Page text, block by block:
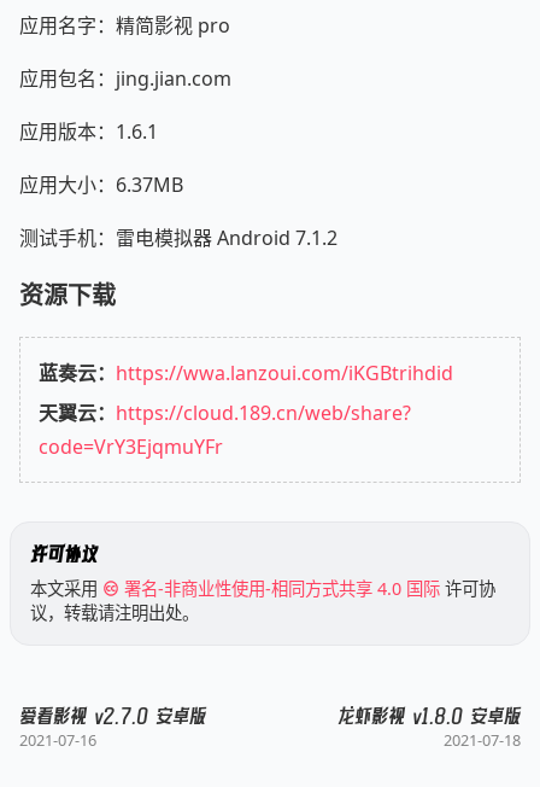
应用名字：精简影视 pro
应用包名：jing.jian.com
应用版本：1.6.1
应用大小：6.37MB
测试手机：雷电模拟器 Android 7.1.2
资源下载
蓝奏云： https://wwa.lanzoui.com/iKGBtrihdid
天翼云： https://cloud.189.cn/web/share?
code=VrY3EjqmuYFr
许可协议
本文采用 署名-非商业性使用-相同方式共享 4.0 国际 许可协
议，转载请注明出处。
爱看影视 v2.7.0 安卓版
2021-07-16
龙虾影视 v1.8.0 安卓版
2021-07-18